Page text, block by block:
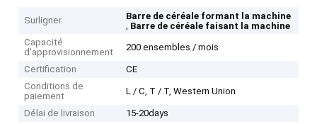
Surligner
Barre de céréale formant la machine
, Barre de céréale faisant la machine
Capacité
d'approvisionnement
200 ensembles / mois
Certification
CE
Conditions de
paiement
L / C, T / T, Western Union
Délai de livraison 15-20days